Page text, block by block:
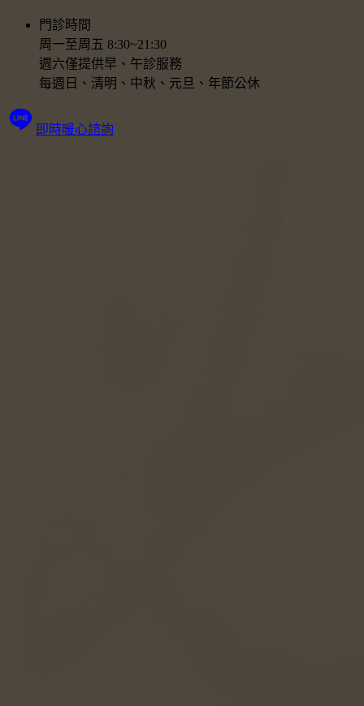
門診時間
周一至周五 8:30~21:30
週六僅提供早、午診服務
每週日、清明、中秋、元旦、年節公休
即時暖心諮詢